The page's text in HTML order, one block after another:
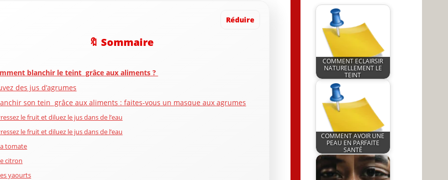
Réduire
🔖 Sommaire
blanchir le teint grâce aux aliments ?
des jus d’agrumes
son tein grâce aux aliments : faites-vous un masque aux agrumes
le fruit et diluez le jus dans de l’eau
le fruit et diluez le jus dans de l’eau
tomate
citron
yaourts
COMMENT ECLAIRSIR
NATURELLEMENT LE
TEINT
by
JeunInfo.J.l.
13 April 2022
COMMENT AVOIR UNE
PEAU EN PARFAITE
SANTÉ
by
JeunInfo.J.l.